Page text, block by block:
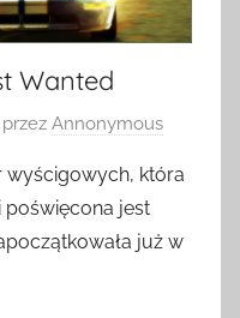
Wanted
przez Annonymous
wyścigowych, która
jest
już w